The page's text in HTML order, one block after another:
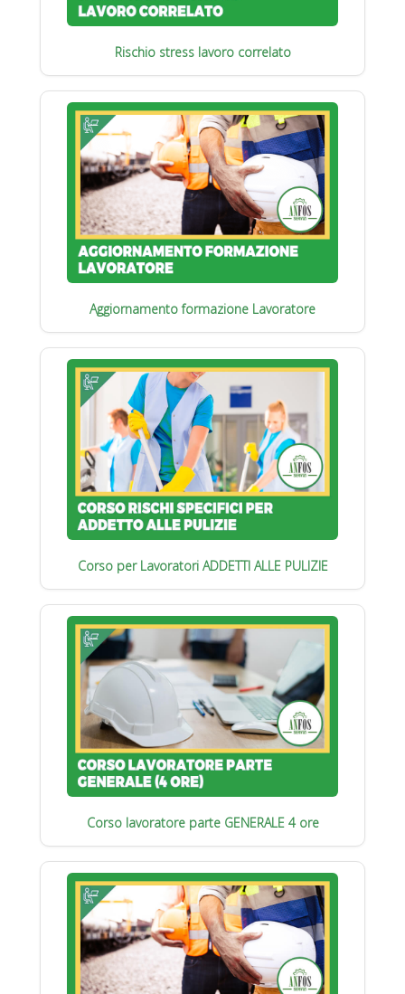
Rischio stress lavoro correlato
Aggiornamento formazione Lavoratore
Corso per Lavoratori ADDETTI ALLE PULIZIE
Corso lavoratore parte GENERALE 4 ore